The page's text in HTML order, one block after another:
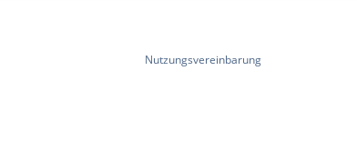
Nutzungsvereinbarung